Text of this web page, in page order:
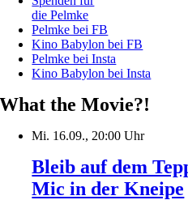
die Pelmke
Pelmke bei FB
Kino Babylon bei FB
Pelmke bei Insta
Kino Babylon bei Insta
What the Movie?!
Mi. 16.09., 20:00 Uhr
Bleib auf dem
Mic in der Kneipe